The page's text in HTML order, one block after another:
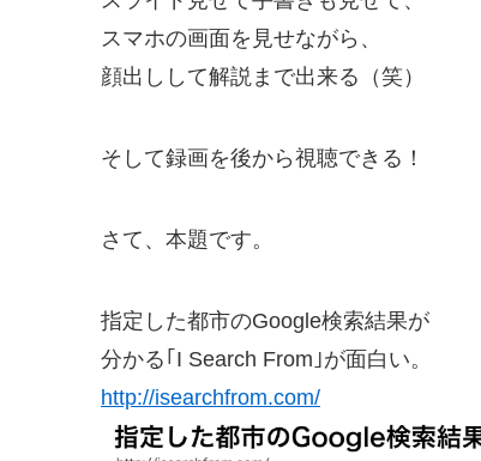
スマホの画面を見せながら、
顔出しして解説まで出来る（笑）
そして録画を後から視聴できる！
さて、本題です。
指定した都市のGoogle検索結果が
分かる｢I Search From｣が面白い。
http://isearchfrom.com/